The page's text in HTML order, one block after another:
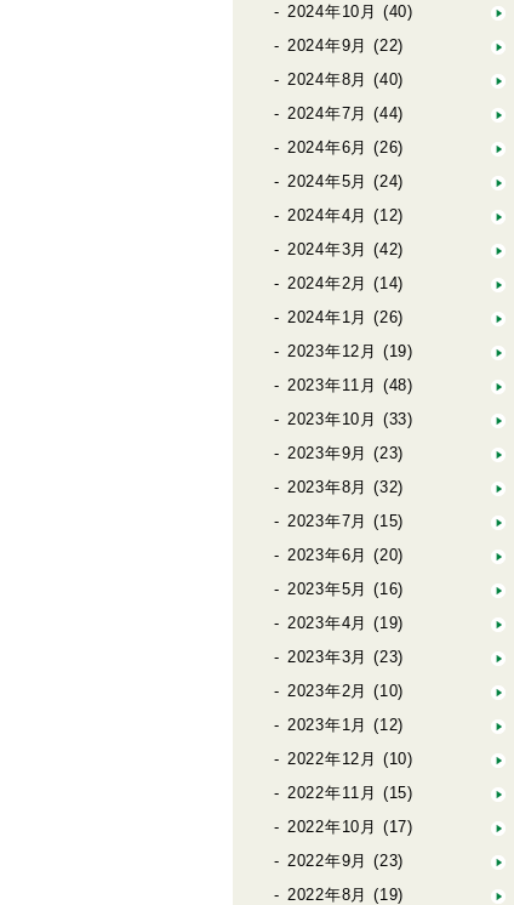
2024年10月 (40)
2024年9月 (22)
2024年8月 (40)
2024年7月 (44)
2024年6月 (26)
2024年5月 (24)
2024年4月 (12)
2024年3月 (42)
2024年2月 (14)
2024年1月 (26)
2023年12月 (19)
2023年11月 (48)
2023年10月 (33)
2023年9月 (23)
2023年8月 (32)
2023年7月 (15)
2023年6月 (20)
2023年5月 (16)
2023年4月 (19)
2023年3月 (23)
2023年2月 (10)
2023年1月 (12)
2022年12月 (10)
2022年11月 (15)
2022年10月 (17)
2022年9月 (23)
2022年8月 (19)